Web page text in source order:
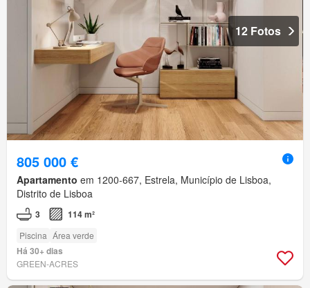
12 Fotos
805 000 €
Apartamento em 1200-667, Estrela, Município de Lisboa,
Distrito de Lisboa
3 114 m²
Piscina Área verde
Há 30+ dias
GREEN-ACRES